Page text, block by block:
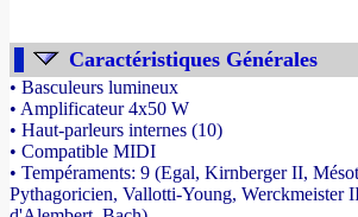
Caractéristiques Générales
• Basculeurs lumineux
• Amplificateur 4x50 W
• Haut-parleurs internes (10)
• Compatible MIDI
• Tempéraments: 9 (Egal, Kirnberger II,
Pythagoricien, Vallotti-Young, Werckmeister